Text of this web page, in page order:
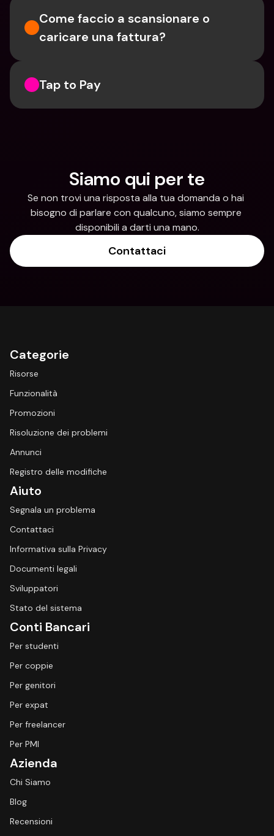
Come faccio a scansionare o
caricare una fattura?
Tap to Pay
Siamo qui per te
Se non trovi una risposta alla tua domanda o hai
bisogno di parlare con qualcuno, siamo sempre
disponibili a darti una mano.
Contattaci
Categorie
Risorse
Funzionalità
Promozioni
Risoluzione dei problemi
Annunci
Registro delle modifiche
Aiuto
Segnala un problema
Contattaci
Informativa sulla Privacy
Documenti legali
Sviluppatori
Stato del sistema
Conti Bancari
Per studenti
Per coppie
Per genitori
Per expat
Per freelancer
Per PMI
Azienda
Chi Siamo
Blog
Recensioni